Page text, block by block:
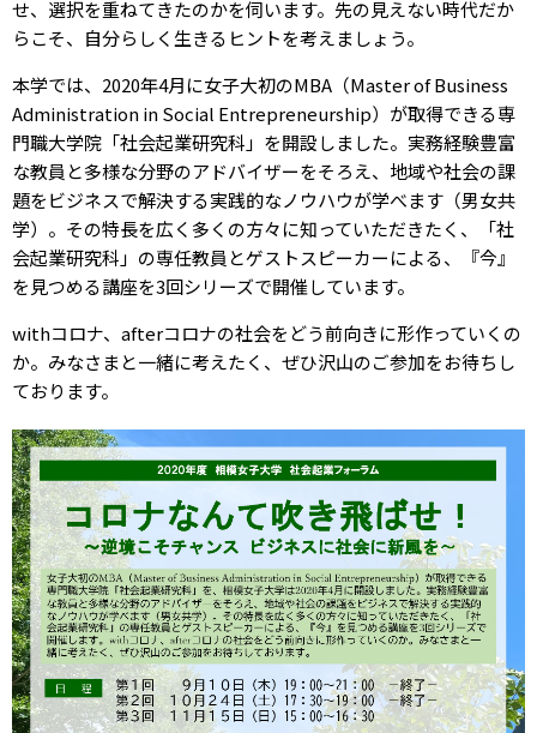
せ、選択を重ねてきたのかを伺います。先の見えない時代だか
らこそ、自分らしく生きるヒントを考えましょう。
本学では、2020年4月に女子大初のMBA（Master of Business
Administration in Social Entrepreneurship）が取得できる専
門職大学院「社会起業研究科」を開設しました。実務経験豊富
な教員と多様な分野のアドバイザーをそろえ、地域や社会の課
題をビジネスで解決する実践的なノウハウが学べます（男女共
学）。その特長を広く多くの方々に知っていただきたく、「社
会起業研究科」の専任教員とゲストスピーカーによる、『今』
を見つめる講座を3回シリーズで開催しています。
withコロナ、afterコロナの社会をどう前向きに形作っていくの
か。みなさまと一緒に考えたく、ぜひ沢山のご参加をお待ちし
ております。